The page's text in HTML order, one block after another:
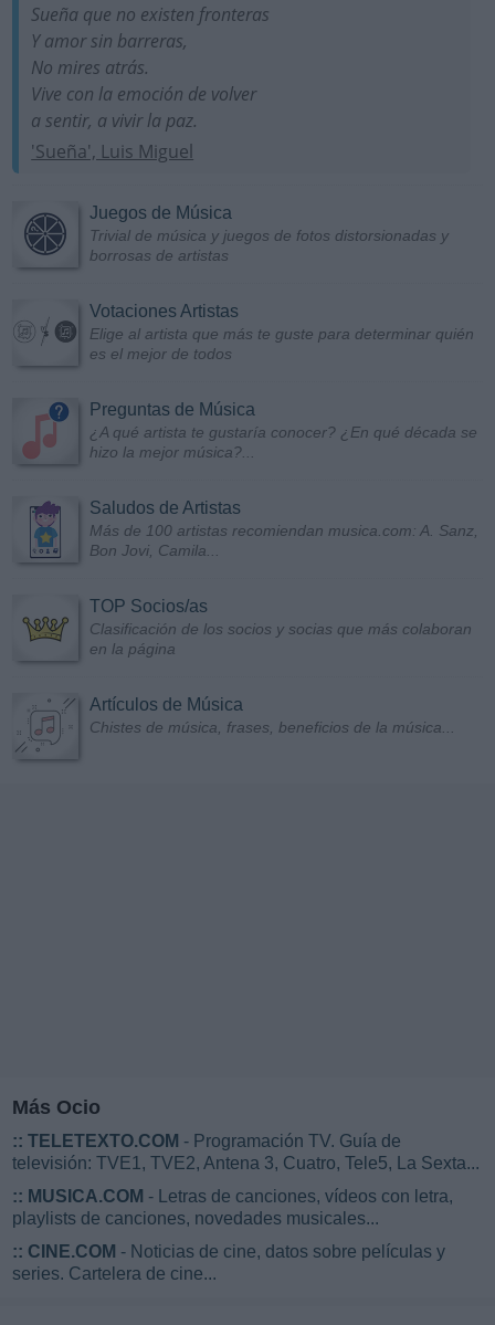
Sueña que no existen fronteras
Y amor sin barreras,
No mires atrás.
Vive con la emoción de volver
a sentir, a vivir la paz.
'Sueña', Luis Miguel
Juegos de Música
Trivial de música y juegos de fotos distorsionadas y
borrosas de artistas
Votaciones Artistas
Elige al artista que más te guste para determinar quién
es el mejor de todos
Preguntas de Música
¿A qué artista te gustaría conocer? ¿En qué década se
hizo la mejor música?...
Saludos de Artistas
Más de 100 artistas recomiendan musica.com: A. Sanz,
Bon Jovi, Camila...
TOP Socios/as
Clasificación de los socios y socias que más colaboran
en la página
Artículos de Música
Chistes de música, frases, beneficios de la música...
Más Ocio
:: TELETEXTO.COM - Programación TV. Guía de
televisión: TVE1, TVE2, Antena 3, Cuatro, Tele5, La Sexta...
:: MUSICA.COM - Letras de canciones, vídeos con letra,
playlists de canciones, novedades musicales...
:: CINE.COM - Noticias de cine, datos sobre películas y
series. Cartelera de cine...